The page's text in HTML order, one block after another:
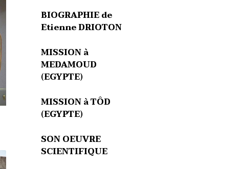
BIOGRAPHIE de
Etienne DRIOTON
MISSION à
MEDAMOUD
(EGYPTE)
MISSION à TÔD
(EGYPTE)
SON OEUVRE
SCIENTIFIQUE